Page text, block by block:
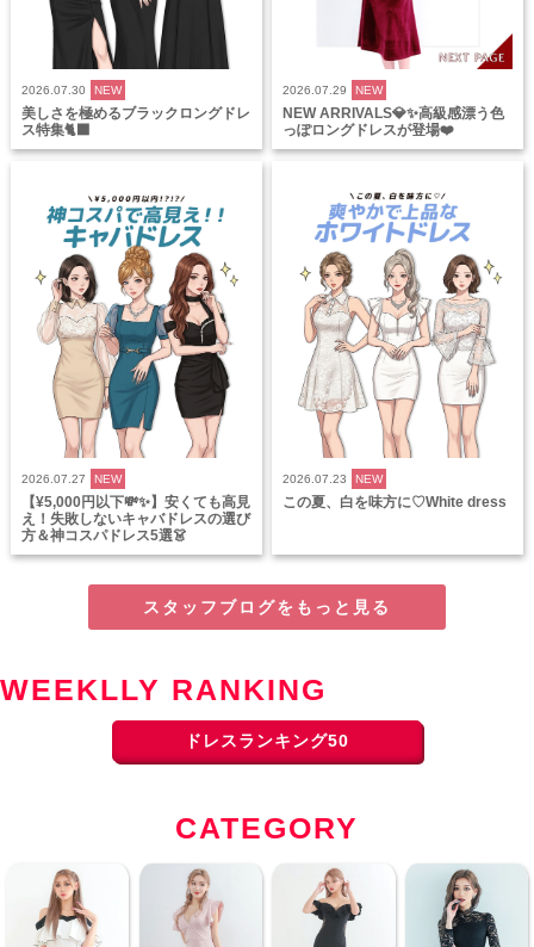
2026.07.30 NEW
美しさを極めるブラックロングドレ
ス特集🐈‍⬛
2026.07.29 NEW
NEW ARRIVALS💎✨高級感漂う色
っぽロングドレスが登場❤️
2026.07.27 NEW
【¥5,000円以下💸✨】安くても高見
え！失敗しないキャバドレスの選び
方＆神コスパドレス5選👗
2026.07.23 NEW
この夏、白を味方に♡White dress
スタッフブログをもっと見る
WEEKLLY RANKING
ドレスランキング50
CATEGORY